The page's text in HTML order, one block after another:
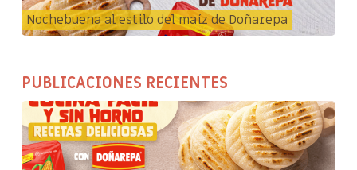
Nochebuena al estilo del maíz de Doñarepa
PUBLICACIONES RECIENTES